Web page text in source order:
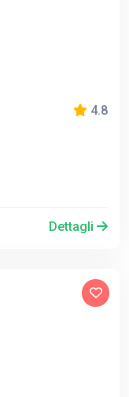
4.8
Dettagli